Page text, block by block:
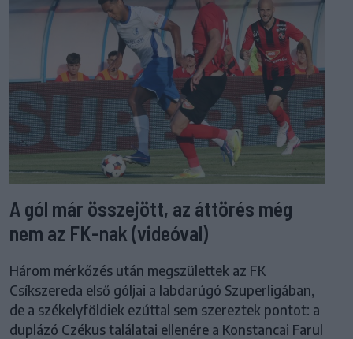
A gól már összejött, az áttörés még
nem az FK-nak (videóval)
Három mérkőzés után megszülettek az FK
Csíkszereda első góljai a labdarúgó Szuperligában,
de a székelyföldiek ezúttal sem szereztek pontot: a
duplázó Czékus találatai ellenére a Konstancai Farul